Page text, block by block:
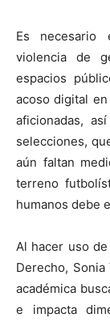
Es necesario
violencia de
espacios
acoso digital
aficionadas,
selecciones,
aún faltan
terreno
humanos debe
Al hacer uso
Derecho,
académica
e impacta